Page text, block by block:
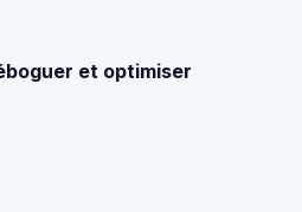
et optimiser